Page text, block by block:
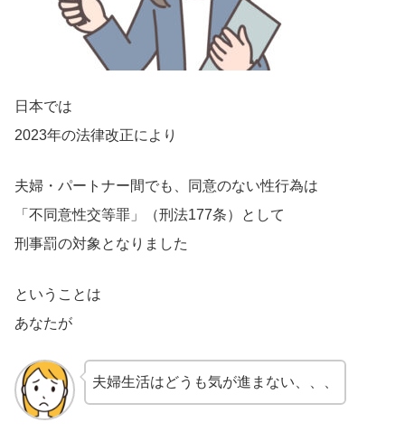
日本では
2023年の法律改正により
夫婦・パートナー間でも、同意のない性行為は
「不同意性交等罪」（刑法177条）として
刑事罰の対象となりました
ということは
あなたが
夫婦生活はどうも気が進まない、、、